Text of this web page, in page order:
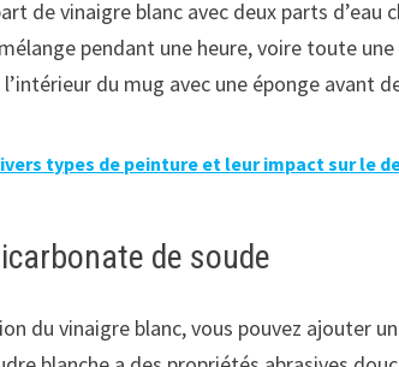
de vinaigre blanc avec deux parts d’eau
pendant une heure, voire toute
du mug avec une éponge avant
types de peinture et leur impact sur le
de soude
du vinaigre blanc, vous pouvez ajouter